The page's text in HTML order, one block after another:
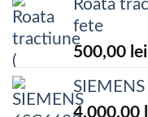
Roata
fete
500,00 lei
4.000,00